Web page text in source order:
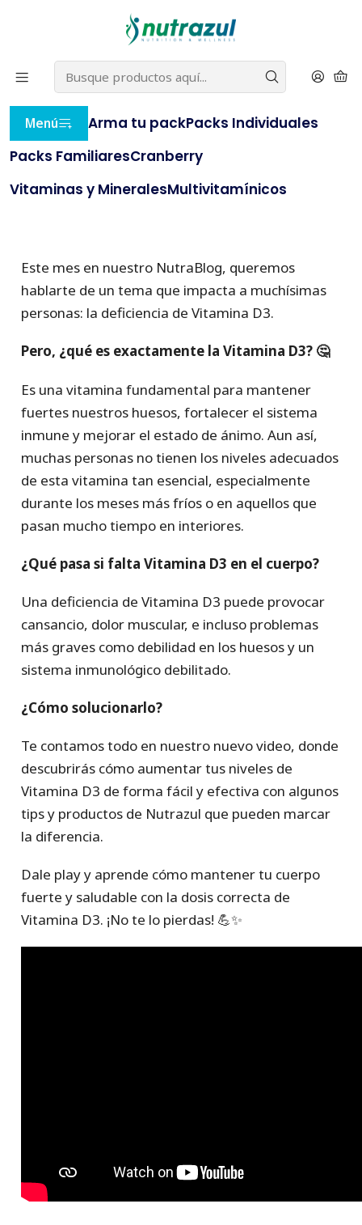
Menú Arma tu packPacks Individuales
Packs FamiliaresCranberry
Vitaminas y MineralesMultivitamínicos
⭐ con el cupón BLACKNUTRAZUL
AQUÍ
Inicio NutraBlog Déficit de Vitamina D3
PUBLICADO EL 16/9/2024
Déficit de Vitamina D3
#NutraBlog#Post
Este mes en nuestro NutraBlog, queremos
hablarte de un tema que impacta a muchísimas
personas: la deficiencia de Vitamina D3.
Pero, ¿qué es exactamente la Vitamina D3? 🤔
Es una vitamina fundamental para mantener
fuertes nuestros huesos, fortalecer el sistema
inmune y mejorar el estado de ánimo. Aun así,
muchas personas no tienen los niveles adecuados
de esta vitamina tan esencial, especialmente
durante los meses más fríos o en aquellos que
pasan mucho tiempo en interiores.
¿Qué pasa si falta Vitamina D3 en el cuerpo?
Una deficiencia de Vitamina D3 puede provocar
cansancio, dolor muscular, e incluso problemas
más graves como debilidad en los huesos y un
sistema inmunológico debilitado.
¿Cómo solucionarlo?
Te contamos todo en nuestro nuevo video, donde
descubrirás cómo aumentar tus niveles de
Vitamina D3 de forma fácil y efectiva con algunos
tips y productos de Nutrazul que pueden marcar
la diferencia.
Dale play y aprende cómo mantener tu cuerpo
fuerte y saludable con la dosis correcta de
Vitamina D3. ¡No te lo pierdas! 💪✨